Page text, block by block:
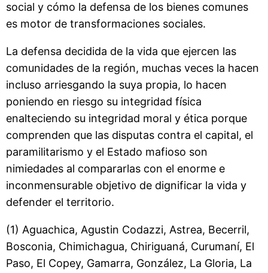
social y cómo la defensa de los bienes comunes
es motor de transformaciones sociales.
La defensa decidida de la vida que ejercen las
comunidades de la región, muchas veces la hacen
incluso arriesgando la suya propia, lo hacen
poniendo en riesgo su integridad física
enalteciendo su integridad moral y ética porque
comprenden que las disputas contra el capital, el
paramilitarismo y el Estado mafioso son
nimiedades al compararlas con el enorme e
inconmensurable objetivo de dignificar la vida y
defender el territorio.
(1) Aguachica, Agustin Codazzi, Astrea, Becerril,
Bosconia, Chimichagua, Chiriguaná, Curumaní, El
Paso, El Copey, Gamarra, González, La Gloria, La